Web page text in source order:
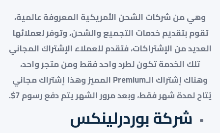
وهي من شركات الشحن الأمريكية المعروفة عالمية،
تقوم بتقديم خدمات التجميع والشحن، وتوفر لعملائها
العديد من الإشتراكات، فتقدم للعملاء الإشتراك المجاني
تلك الخدمة تكون لطرد واحد فقط ومن متجر واحد،
وهناك إشتراك الـPremium المميز وهذا إشتراك مجاني
يُتاح لمدة شهر فقط، وبعد مرور الشهر يتم دفع رسوم 7$.
شركة بوردرلينكس